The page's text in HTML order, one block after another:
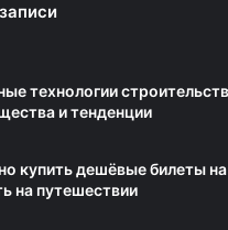
технологии
и тенденции
купить дешёвые билеты
на путешествии